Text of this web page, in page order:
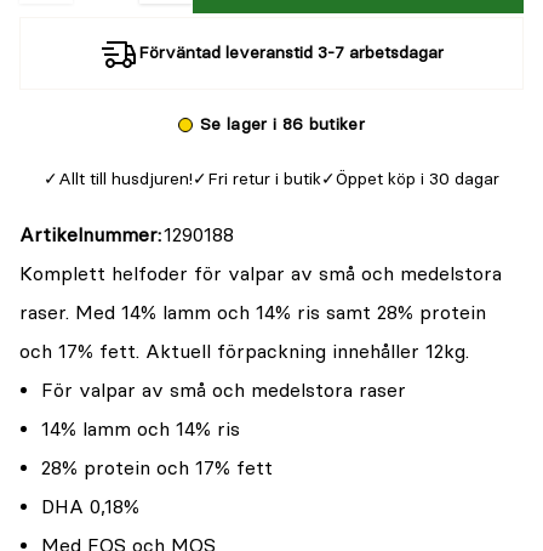
Förväntad leveranstid 3-7 arbetsdagar
Se lager i 86 butiker
Allt till husdjuren! Fri retur i butik Öppet köp i 30 dagar
Artikelnummer 1290188
Komplett helfoder för valpar av små och medelstora
raser. Med 14% lamm och 14% ris samt 28% protein
och 17% fett. Aktuell förpackning innehåller 12kg.
För valpar av små och medelstora raser
14% lamm och 14% ris
28% protein och 17% fett
DHA 0,18%
Med FOS och MOS